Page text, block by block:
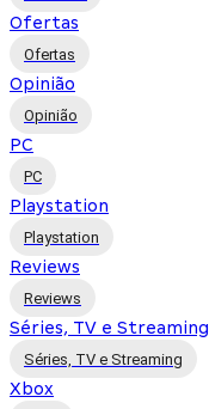
Ofertas
Ofertas
Opinião
Opinião
PC
PC
Playstation
Playstation
Reviews
Reviews
Séries, TV e Streaming
Séries, TV e Streaming
Xbox